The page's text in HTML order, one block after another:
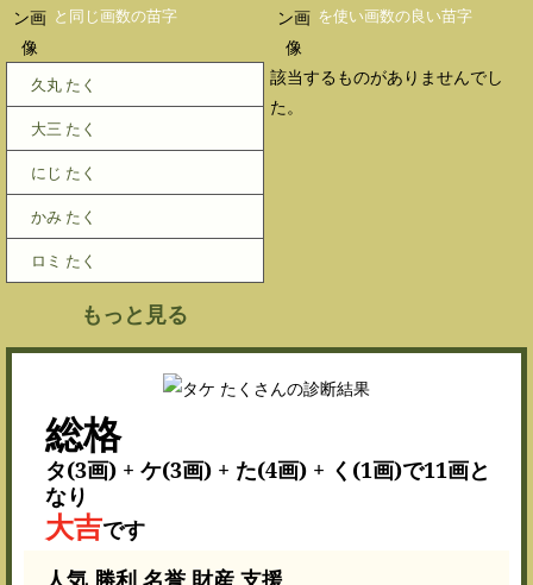
と同じ画数の苗字
久丸 たく
大三 たく
にじ たく
かみ たく
ロミ たく
もっと見る
を使い画数の良い苗字
該当するものがありませんでし
た。
総格
タ(3画) + ケ(3画) + た(4画) + く(1画)で11画と
なり
大吉です
人気 勝利 名誉 財産 支援